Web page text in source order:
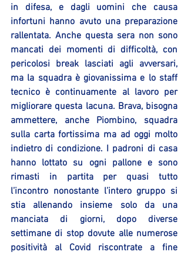
in difesa, e dagli uomini che causa
infortuni hanno avuto una preparazione
rallentata. Anche questa sera non sono
mancati dei momenti di difficoltà, con
pericolosi break lasciati agli avversari,
ma la squadra è giovanissima e lo staff
tecnico è continuamente al lavoro per
migliorare questa lacuna. Brava, bisogna
ammettere, anche Piombino, squadra
sulla carta fortissima ma ad oggi molto
indietro di condizione. I padroni di casa
hanno lottato su ogni pallone e sono
rimasti in partita per quasi tutto
l’incontro nonostante l’intero gruppo si
stia allenando insieme solo da una
manciata di giorni, dopo diverse
settimane di stop dovute alle numerose
positività al Covid riscontrate a fine